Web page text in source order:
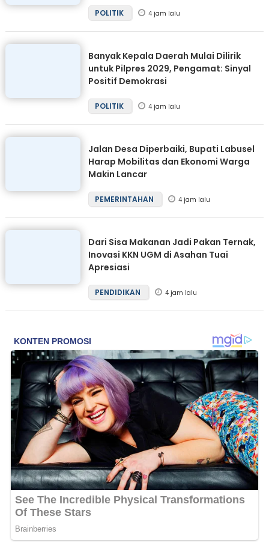
POLITIK 4 jam lalu
Banyak Kepala Daerah Mulai Dilirik
untuk Pilpres 2029, Pengamat: Sinyal
Positif Demokrasi
POLITIK 4 jam lalu
Jalan Desa Diperbaiki, Bupati Labusel
Harap Mobilitas dan Ekonomi Warga
Makin Lancar
PEMERINTAHAN 4 jam lalu
Dari Sisa Makanan Jadi Pakan Ternak,
Inovasi KKN UGM di Asahan Tuai
Apresiasi
PENDIDIKAN 4 jam lalu